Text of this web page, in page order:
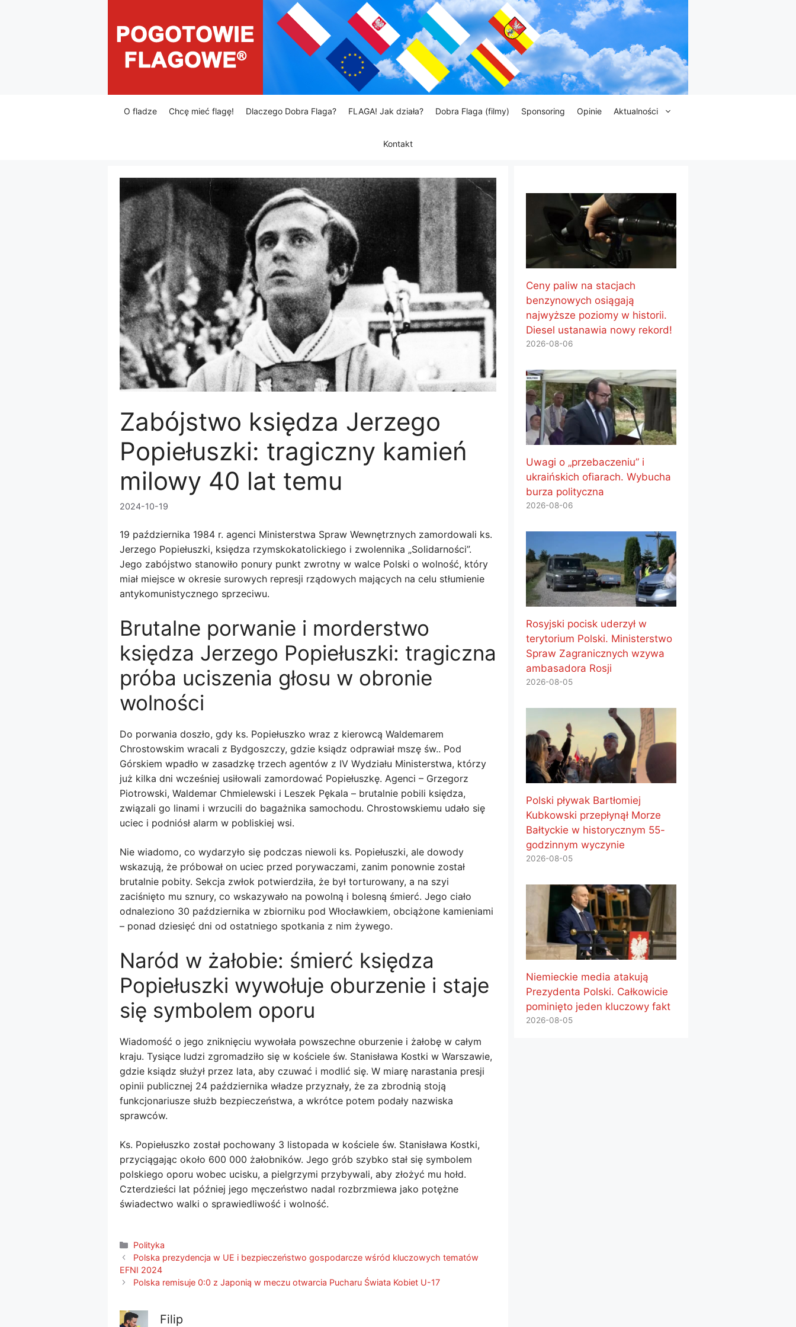
O fladze Chcę mieć flagę! Dlaczego Dobra Flaga? FLAGA! Jak działa? Dobra Flaga (filmy) Sponsoring Opinie Aktualności
Kontakt
Zabójstwo księdza Jerzego
Popiełuszki: tragiczny kamień
milowy 40 lat temu
2024-10-19
19 października 1984 r. agenci Ministerstwa Spraw Wewnętrznych zamordowali ks.
Jerzego Popiełuszki, księdza rzymskokatolickiego i zwolennika „Solidarności”.
Jego zabójstwo stanowiło ponury punkt zwrotny w walce Polski o wolność, który
miał miejsce w okresie surowych represji rządowych mających na celu stłumienie
antykomunistycznego sprzeciwu.
Brutalne porwanie i morderstwo
księdza Jerzego Popiełuszki: tragiczna
próba uciszenia głosu w obronie
wolności
Do porwania doszło, gdy ks. Popiełuszko wraz z kierowcą Waldemarem
Chrostowskim wracali z Bydgoszczy, gdzie ksiądz odprawiał mszę św.. Pod
Górskiem wpadło w zasadzkę trzech agentów z IV Wydziału Ministerstwa, którzy
już kilka dni wcześniej usiłowali zamordować Popiełuszkę. Agenci – Grzegorz
Piotrowski, Waldemar Chmielewski i Leszek Pękala – brutalnie pobili księdza,
związali go linami i wrzucili do bagażnika samochodu. Chrostowskiemu udało się
uciec i podniósł alarm w pobliskiej wsi.
Nie wiadomo, co wydarzyło się podczas niewoli ks. Popiełuszki, ale dowody
wskazują, że próbował on uciec przed porywaczami, zanim ponownie został
brutalnie pobity. Sekcja zwłok potwierdziła, że ​​był torturowany, a na szyi
zaciśnięto mu sznury, co wskazywało na powolną i bolesną śmierć. Jego ciało
odnaleziono 30 października w zbiorniku pod Włocławkiem, obciążone kamieniami
– ponad dziesięć dni od ostatniego spotkania z nim żywego.
Naród w żałobie: śmierć księdza
Popiełuszki wywołuje oburzenie i staje
się symbolem oporu
Wiadomość o jego zniknięciu wywołała powszechne oburzenie i żałobę w całym
kraju. Tysiące ludzi zgromadziło się w kościele św. Stanisława Kostki w Warszawie,
gdzie ksiądz służył przez lata, aby czuwać i modlić się. W miarę narastania presji
opinii publicznej 24 października władze przyznały, że za zbrodnią stoją
funkcjonariusze służb bezpieczeństwa, a wkrótce potem podały nazwiska
sprawców.
Ks. Popiełuszko został pochowany 3 listopada w kościele św. Stanisława Kostki,
przyciągając około 600 000 żałobników. Jego grób szybko stał się symbolem
polskiego oporu wobec ucisku, a pielgrzymi przybywali, aby złożyć mu hołd.
Czterdzieści lat później jego męczeństwo nadal rozbrzmiewa jako potężne
świadectwo walki o sprawiedliwość i wolność.
Kategorie
Polityka
Polska prezydencja w UE i bezpieczeństwo gospodarcze wśród kluczowych tematów
EFNI 2024
Polska remisuje 0:0 z Japonią w meczu otwarcia Pucharu Świata Kobiet U-17
Filip
Ceny paliw na stacjach
benzynowych osiągają
najwyższe poziomy w historii.
Diesel ustanawia nowy rekord!
2026-08-06
Uwagi o „przebaczeniu” i
ukraińskich ofiarach. Wybucha
burza polityczna
2026-08-06
Rosyjski pocisk uderzył w
terytorium Polski. Ministerstwo
Spraw Zagranicznych wzywa
ambasadora Rosji
2026-08-05
Polski pływak Bartłomiej
Kubkowski przepłynął Morze
Bałtyckie w historycznym 55-
godzinnym wyczynie
2026-08-05
Niemieckie media atakują
Prezydenta Polski. Całkowicie
pominięto jeden kluczowy fakt
2026-08-05